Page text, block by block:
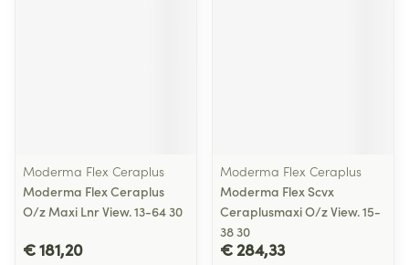
Moderma Flex Ceraplus
Moderma Flex Ceraplus
O/z Maxi Lnr View. 13-64 30
€ 181,20
Moderma Flex Ceraplus
Moderma Flex Scvx
Ceraplusmaxi O/z View. 15-
38 30
€ 284,33